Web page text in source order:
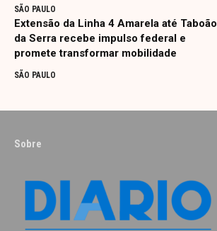
SÃO PAULO
Extensão da Linha 4 Amarela até Taboão
da Serra recebe impulso federal e
promete transformar mobilidade
SÃO PAULO
Sobre